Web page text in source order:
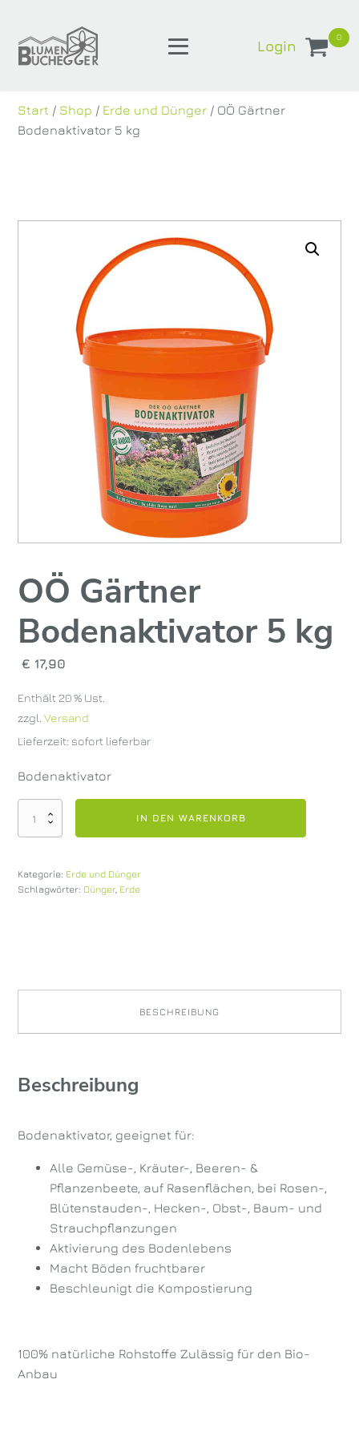
Login
0
Start / Shop / Erde und Dünger / OÖ Gärtner
Bodenaktivator 5 kg
OÖ Gärtner
Bodenaktivator 5 kg
€ 17,90
Enthält 20 % Ust.
zzgl.Versand
Lieferzeit: sofort lieferbar
Bodenaktivator
kg
Menge
IN DEN WARENKORB
Kategorie: Erde und Dünger
Schlagwörter: Dünger, Erde
BESCHREIBUNG
Beschreibung
Bodenaktivator, geeignet für:
Alle Gemüse-, Kräuter-, Beeren- &
Pflanzenbeete, auf Rasenflächen, bei Rosen-,
Blütenstauden-, Hecken-, Obst-, Baum- und
Strauchpflanzungen
Aktivierung des Bodenlebens
Macht Böden fruchtbarer
Beschleunigt die Kompostierung
100% natürliche Rohstoffe Zulässig für den Bio-
Anbau